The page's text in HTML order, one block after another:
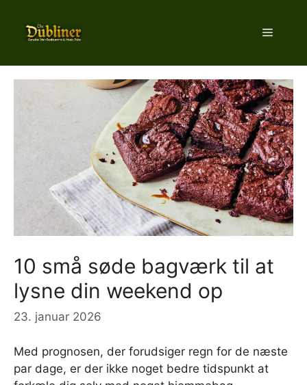
indhold
Menu
10 små søde bagværk til at
lysne din weekend op
23. januar 2026
Med prognosen, der forudsiger regn for de næste
par dage, er der ikke noget bedre tidspunkt at